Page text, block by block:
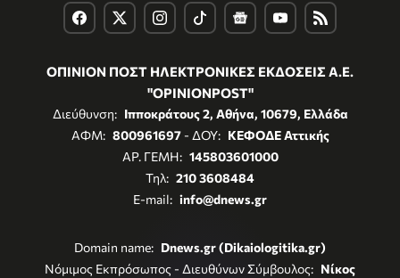
ΟΠΙΝΙΟΝ ΠΟΣΤ ΗΛΕΚΤΡΟΝΙΚΕΣ ΕΚΔΟΣΕΙΣ Α.Ε.
"OPINIONPOST"
Διεύθυνση: Ιπποκράτους 2, Αθήνα, 10679, Ελλάδα
ΑΦΜ: 800961697- ΔΟΥ: ΚΕΦΟΔΕ Αττικής
ΑΡ. ΓΕΜΗ: 145803601000
Τηλ: 210 3608484
E-mail: info@dnews.gr
Domain name: Dnews.gr (Dikaiologitika.gr)
Νόμιμος Εκπρόσωπος - Διευθύνων Σύμβουλος: Νίκος